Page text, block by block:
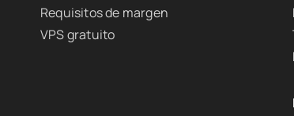
Requisitos de margen
VPS gratuito